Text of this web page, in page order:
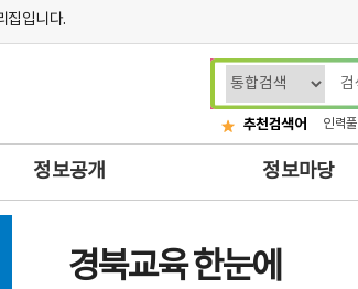
집입니다.
검
색
어
입
추천검색어 인력풀
정보공개 정보마당
경북교육 한눈에